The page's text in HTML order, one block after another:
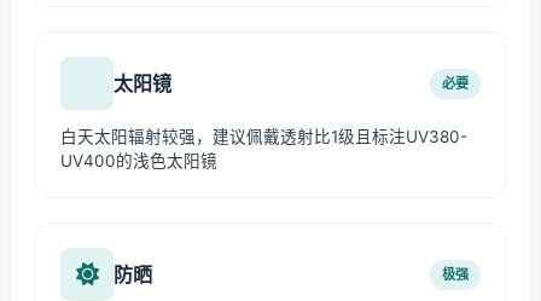
太阳镜 必要
白天太阳辐射较强，建议佩戴透射比1级且标注UV380-
UV400的浅色太阳镜
防晒 极强